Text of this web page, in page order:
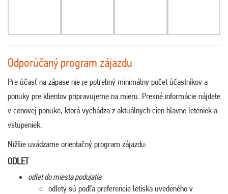
Odporúčaný program zájazdu
Pre účasť na zápase nie je potrebný minimálny počet účastníkov a
ponuky pre klientov pripravujeme na mieru. Presné informácie nájdete
v cenovej ponuke, ktorá vychádza z aktuálnych cien hlavne leteniek a
vstupeniek.
Nižšie uvádzame orientačný program zájazdu:
ODLET
odlet do miesta podujatia
odlety sú podľa preferencie letiska uvedeného v